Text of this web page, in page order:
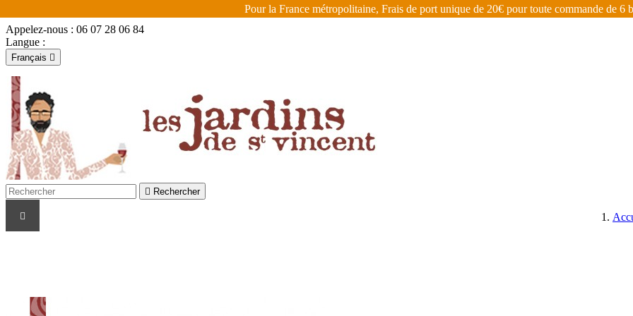
Pour la France métropolitaine, Frais de port unique de 20€ pour toute commande de 6
Appelez-nous : 06 07 28 06 84
Langue :
Français 
English
 Se connecter
shopping_cart

 Rechercher